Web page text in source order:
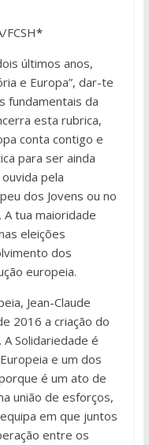
*
últimos anos,
e Europa”, dar-te
fundamentais da
esta rubrica,
conta contigo e
para ser ainda
pela
dos Jovens ou no
A tua maioridade
eleições
dos
europeia.
Jean-Claude
2016 a criação do
Solidariedade é
e um dos
é um ato de
união de esforços,
em que juntos
entre os